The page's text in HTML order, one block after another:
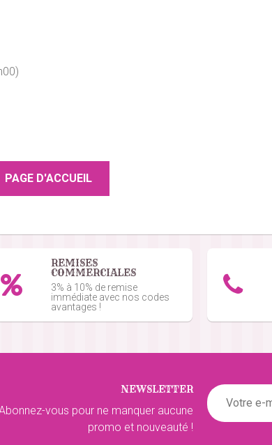
REMISES
COMMERCIALES
3% à 10% de remise
immédiate avec nos codes
avantages !
NEWSLETTER
vous pour ne manquer aucune
promo et nouveauté !